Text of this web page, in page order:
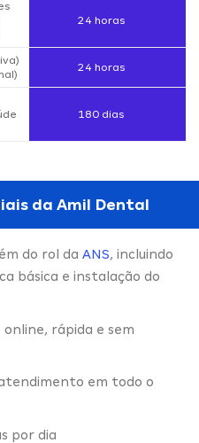
24 horas
24 horas
180 dias
da Amil Dental
do rol da ANS, incluindo
básica e instalação do
rápida e sem
em todo o
por dia